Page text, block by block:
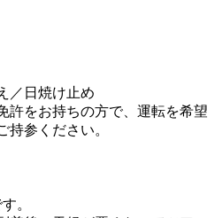
／日焼け止め
許をお持ちの方で、運転を希望
持参ください。
。